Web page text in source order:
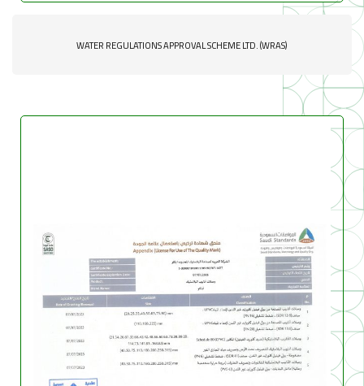
WATER REGULATIONS APPROVAL SCHEME LTD. (WRAS)